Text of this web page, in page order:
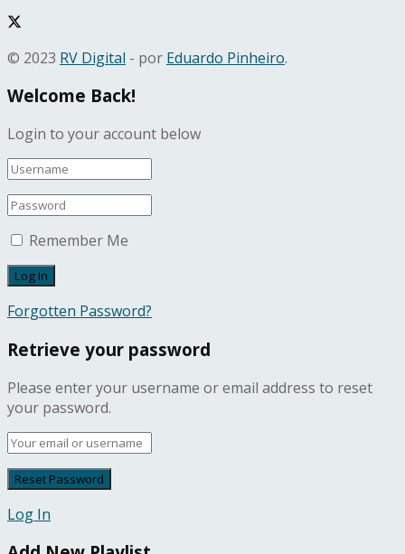
© 2023 RV Digital - por Eduardo Pinheiro.
Welcome Back!
Login to your account below
Remember Me
Forgotten Password?
Retrieve your password
Please enter your username or email address to reset
your password.
Log In